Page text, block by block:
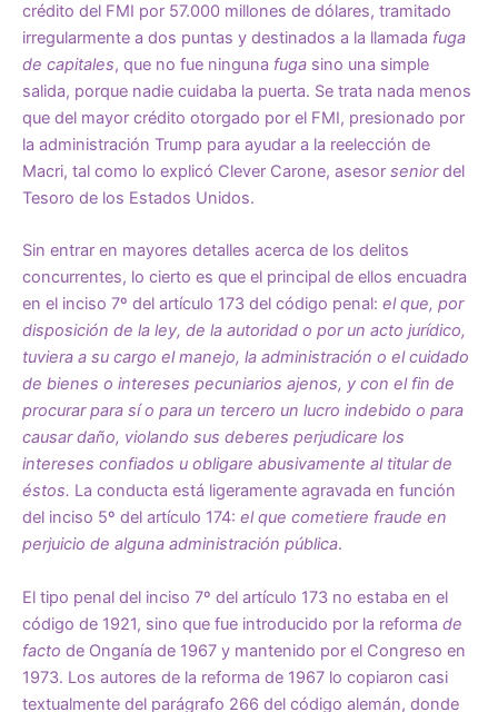
crédito del FMI por 57.000 millones de dólares, tramitado
irregularmente a dos puntas y destinados a la llamada fuga
de capitales, que no fue ninguna fuga sino una simple
salida, porque nadie cuidaba la puerta. Se trata nada menos
que del mayor crédito otorgado por el FMI, presionado por
la administración Trump para ayudar a la reelección de
Macri, tal como lo explicó Clever Carone, asesor seniordel
Tesoro de los Estados Unidos.
Sin entrar en mayores detalles acerca de los delitos
concurrentes, lo cierto es que el principal de ellos encuadra
en el inciso 7º del artículo 173 del código penal: el que, por
disposición de la ley, de la autoridad o por un acto jurídico,
tuviera a su cargo el manejo, la administración o el cuidado
de bienes o intereses pecuniarios ajenos, y con el fin de
procurar para sí o para un tercero un lucro indebido o para
causar daño, violando sus deberes perjudicare los
intereses confiados u obligare abusivamente al titular de
éstos. La conducta está ligeramente agravada en función
del inciso 5º del artículo 174: el que cometiere fraude en
perjuicio de alguna administración pública.
El tipo penal del inciso 7º del artículo 173 no estaba en el
código de 1921, sino que fue introducido por la reforma de
facto de Onganía de 1967 y mantenido por el Congreso en
1973. Los autores de la reforma de 1967 lo copiaron casi
textualmente del parágrafo 266 del código alemán, donde